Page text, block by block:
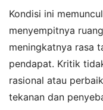
Kondisi ini
menyempitnya
meningkatnya rasa
pendapat. Kritik
rasional atau
tekanan dan